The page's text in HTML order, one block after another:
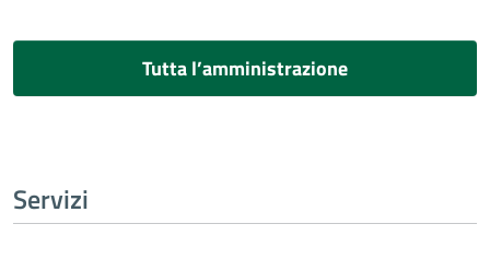
Tutta l’amministrazione
Servizi